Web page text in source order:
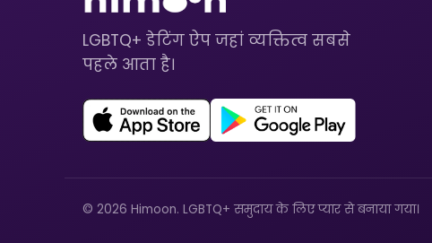
LGBTQ+ डेटिंग ऐप जहां व्यक्तित्व सबसे
पहले आता है।
© 2026 Himoon. LGBTQ+ समुदाय के लिए प्यार से बनाया गया।